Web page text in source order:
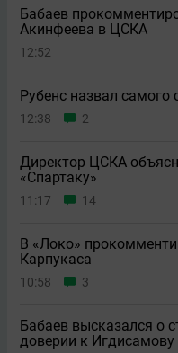
Бабаев
Акинфеева в ЦСКА
12:52
Рубенс назвал
12:38 2
Директор ЦСКА
«Спартаку»
11:17 14
В «Локо»
Карпукаса
10:58 3
Бабаев высказался о
доверии к Игдисамову